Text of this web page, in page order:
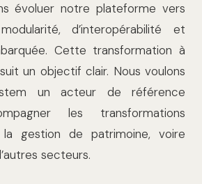
évoluer notre plateforme vers
d’interopérabilité et
Cette transformation à
un objectif clair. Nous voulons
un acteur de référence
les transformations
gestion de patrimoine, voire
secteurs.